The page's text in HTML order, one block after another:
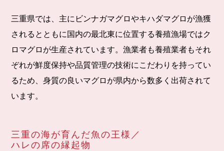
三重県では、主にビンナガマグロやキハダマグロが漁獲
されるとともに国内の最北東に位置する養殖漁場ではク
ロマグロが生産されています。漁業者も養殖業者もそれ
ぞれが鮮度保持や品質管理の技術にこだわりを持ってい
るため、身質の良いマグロが県内から数多く出荷されて
います。
三重の海が育んだ魚の王様／
ハレの席の縁起物